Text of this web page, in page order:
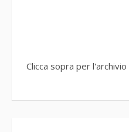
Clicca sopra per l'archivio